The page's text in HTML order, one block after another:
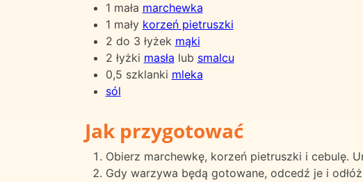
1 mała marchewka
1 mały korzeń pietruszki
2 do 3 łyżek mąki
2 łyżki masła lub smalcu
0,5 szklanki mleka
sól
Jak przygotować
Obierz marchewkę, korzeń pietruszki i cebulę.
Gdy warzywa będą gotowane, odcedź je i